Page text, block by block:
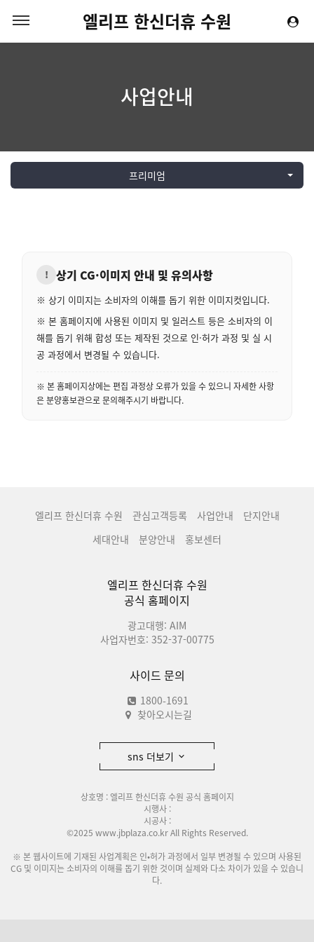
엘리프 한신더휴 수원
사업안내
프리미엄
! 상기 CG·이미지 안내 및 유의사항
※ 상기 이미지는 소비자의 이해를 돕기 위한 이미지컷입니다.
※ 본 홈페이지에 사용된 이미지 및 일러스트 등은 소비자의 이
해를 돕기 위해 합성 또는 제작된 것으로 인·허가 과정 및 실 시
공 과정에서 변경될 수 있습니다.
※ 본 홈페이지상에는 편집 과정상 오류가 있을 수 있으니 자세한 사항
은 분양홍보관으로 문의해주시기 바랍니다.
엘리프 한신더휴 수원 관심고객등록 사업안내
단지안내
세대안내
분양안내 홍보센터
엘리프 한신더휴 수원
공식 홈페이지
광고대행: AIM
사업자번호: 352-37-00775
사이드 문의
1800-1691
찾아오시는길
sns 더보기
상호명 : 엘리프 한신더휴 수원 공식 홈페이지
시행사 :
시공사 :
©2025 www.jbplaza.co.kr All Rights Reserved.
※ 본 웹사이트에 기재된 사업계획은 인•허가 과정에서 일부 변경될 수 있으며 사용된
CG 및 이미지는 소비자의 이해를 돕기 위한 것이며 실제와 다소 차이가 있을 수 있습니
다.